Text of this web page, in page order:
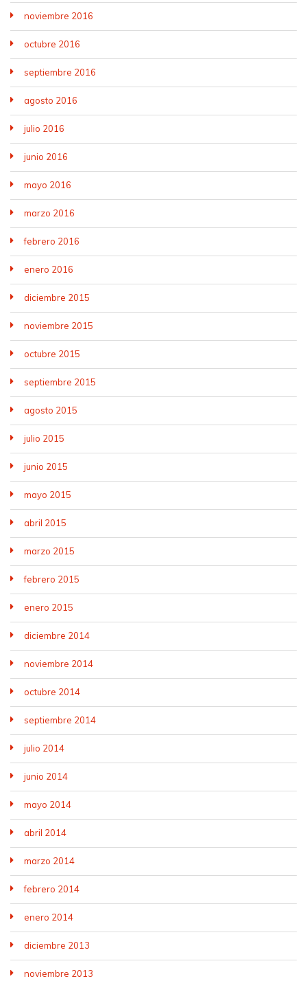
noviembre 2016
octubre 2016
septiembre 2016
agosto 2016
julio 2016
junio 2016
mayo 2016
marzo 2016
febrero 2016
enero 2016
diciembre 2015
noviembre 2015
octubre 2015
septiembre 2015
agosto 2015
julio 2015
junio 2015
mayo 2015
abril 2015
marzo 2015
febrero 2015
enero 2015
diciembre 2014
noviembre 2014
octubre 2014
septiembre 2014
julio 2014
junio 2014
mayo 2014
abril 2014
marzo 2014
febrero 2014
enero 2014
diciembre 2013
noviembre 2013